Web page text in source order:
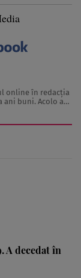
online în redacția
Acolo a
cu timpul a
campanie ce ...
A decedat în